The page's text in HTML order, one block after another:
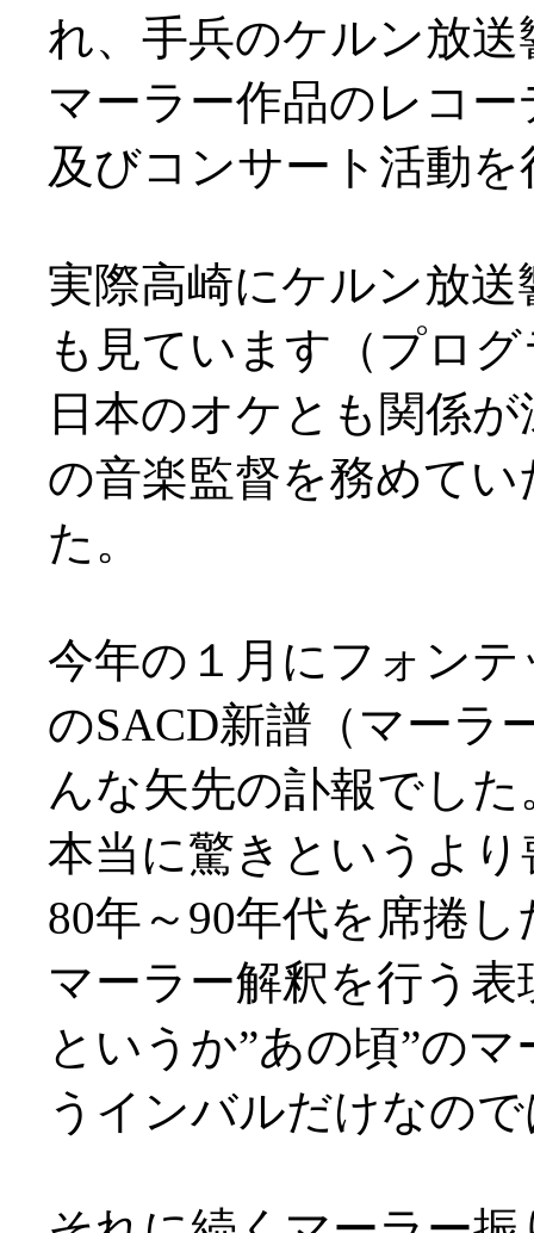
れ、手兵のケルン放
マーラー作品のレコ
及びコンサート活動
実際高崎にケルン放
も見ています（プロ
日本のオケとも関係
の音楽監督を務めて
た。
今年の１月にフォン
のSACD新譜（マーラ
んな矢先の訃報でした
本当に驚きというよ
80年～90年代を席捲
マーラー解釈を行う
というか”あの頃”の
うインバルだけなの